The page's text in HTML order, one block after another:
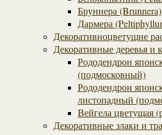
Бруннера (Brunnera)
Дармера
Декоративноцветущие
Декоративные деревья и
Рододендрон
(подмосковный)
Рододендрон
листопадный
Вейгела цветущая
Декоративные злаки и